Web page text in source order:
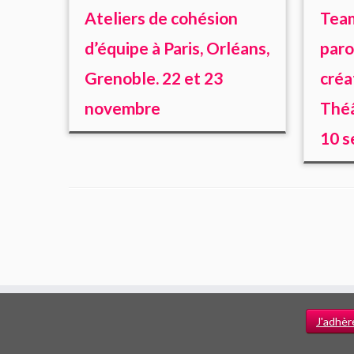
Ateliers de cohésion
d’équipe à Paris, Orléans,
Grenoble. 22 et 23
novembre
10